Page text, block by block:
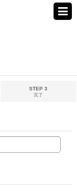
STEP 3
完了